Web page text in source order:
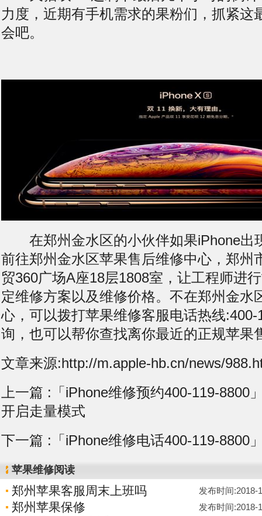
力度，近期有手机需求的果粉们，抓紧这
会吧。
在郑州金水区的小伙伴如果iPhone出
前往郑州金水区苹果售后维修中心，郑州
贸360广场A座18层1808室，让工程师进
定维修方案以及维修价格。不在郑州金水
心，可以拨打苹果维修客服电话热线:400-
询，也可以帮你查找离你最近的正规苹果
文章来源:http://m.apple-hb.cn/news/
上一篇 : 「iPhone维修预约400-119-8800
开启走量模式
下一篇 : 「iPhone维修电话400-119-8800
苹果维修阅读
郑州苹果客服周末上班吗 发布时间:2018-
郑州苹果保修 发布时间:2018-